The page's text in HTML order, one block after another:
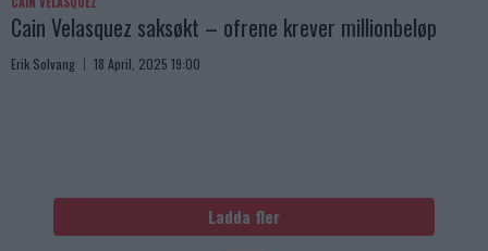
Cain Velasquez saksøkt – ofrene krever millionbeløp
Erik Solvang 18 April, 2025 19:00
Ladda fler